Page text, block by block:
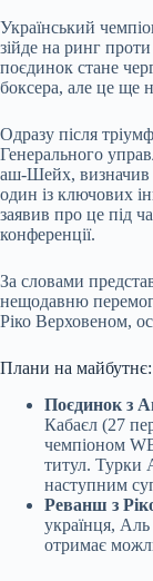
Український
зійде на ринг
поєдинок стане
боксера, але це ще
Одразу після
Генерального
аш-Шейх, визначив
один із ключових
заявив про це під
конференції.
За словами
нещодавню
Ріко Верховеном,
Плани на
Поєдинок з
Кабаєл (27
чемпіоном
титул. Турки
наступним
Реванш з
українця,
отримає